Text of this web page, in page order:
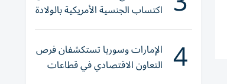
اكتساب الجنسية الأمريكية بالولادة
4 الإمارات وسوريا تستكشفان فرص
التعاون الاقتصادي في قطاعات